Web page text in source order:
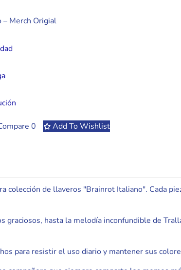
Merch Origial
0 Add To Wishlist
de llaveros "Brainrot Italiano". Cada
hasta la melodía inconfundible de
para resistir el uso diario y mantener sus